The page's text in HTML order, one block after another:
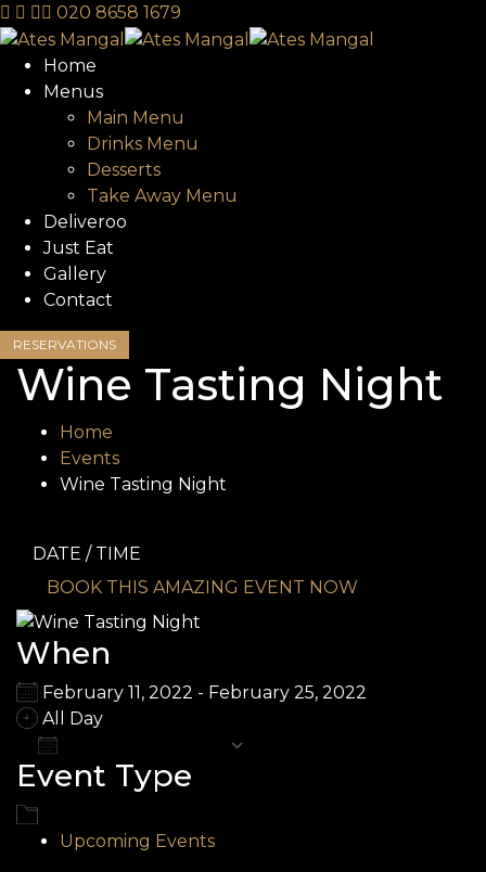
020 8658 1679
Home
Menus
Main Menu
Drinks Menu
Desserts
Take Away Menu
Deliveroo
Just Eat
Gallery
Contact
RESERVATIONS
Wine Tasting Night
Home
Events
Wine Tasting Night
DATE / TIME
BOOK THIS AMAZING EVENT NOW
When
February 11, 2022 - February 25, 2022
All Day
Download ICSGoogle Calendar
iCalendar
Event Type
Upcoming Events